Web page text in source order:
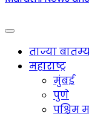
Maharashtra
ताज्या
महाराष्ट्र
मुंबई
पुणे
पश्चिम